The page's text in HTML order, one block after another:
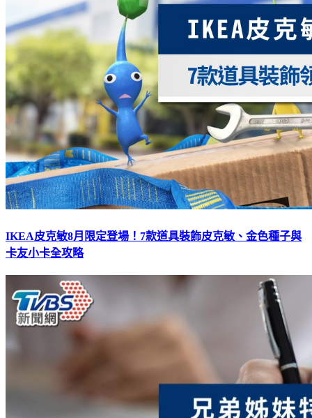
IKEA皮克敏8月限定登場！7款道具裝飾皮克敏、金色種子與
卡友小卡全攻略